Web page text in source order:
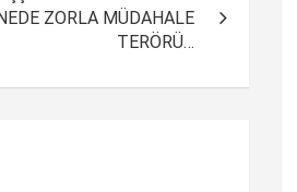
ZORLA MÜDAHALE
TERÖRÜ…